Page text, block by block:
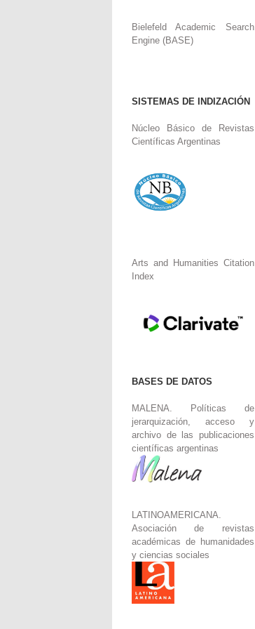
Bielefeld Academic Search
Engine (BASE)
SISTEMAS DE INDIZACIÓN
Núcleo Básico de Revistas
Científicas Argentinas
Arts and Humanities Citation
Index
BASES DE DATOS
MALENA. Políticas de
jerarquización, acceso y
archivo de las publicaciones
científicas argentinas
LATINOAMERICANA.
Asociación de revistas
académicas de humanidades
y ciencias sociales